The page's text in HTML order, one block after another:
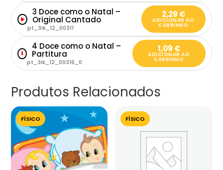
3 Doce como o Natal –
Original Cantado
pt_3ik_12_00311
2,29 €
ADICIONAR AO
CARRINHO
⬇
4 Doce como o Natal –
Partitura
pt_3ik_12_00316_0
1,09 €
ADICIONAR AO
CARRINHO
Produtos Relacionados
FÍSICO FÍSICO